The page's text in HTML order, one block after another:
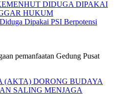
Dipakai PSI Berpotensi
pemanfaatan Gedung Pusat